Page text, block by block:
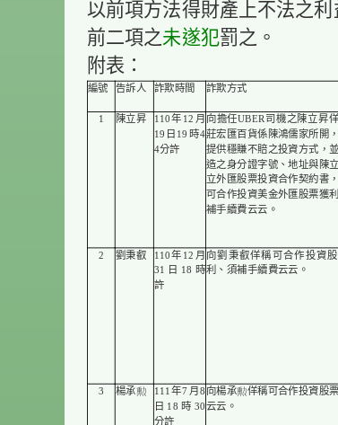
以前項方法得財產上不法之
前二項之未遂犯罰之。
附表：
編號 告訴人 詐欺時間 詐欺方式
1 陳立昇 110年12月
19日19時4
4分許
向擔任UBER司機之陳立昇
莊宏匯百貨係陳鴻儒家所開
提供穩賺不賠之投資方式，
造之身分證字號、地址與陳
立外匯股票投資合作契約書
可合作投資美金外匯股票獲
補手續費云云。
2
劉秉叡 110年12月
31日18時
許
向劉秉叡佯稱可合作投資
利、須補手續費云云。
3
楊承
111年7月8
日18時30
分許
向楊承佯稱可合作投資股
云云。